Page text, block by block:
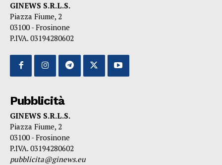
GINEWS S.R.L.S.
Piazza Fiume, 2
03100 - Frosinone
P.IVA. 03194280602
Pubblicità
GINEWS S.R.L.S.
Piazza Fiume, 2
03100 - Frosinone
P.IVA. 03194280602
pubblicita@ginews.eu